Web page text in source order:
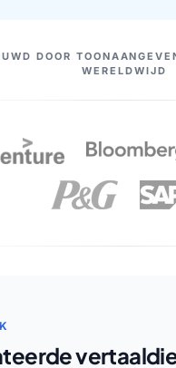
DOOR
WERELDWIJD